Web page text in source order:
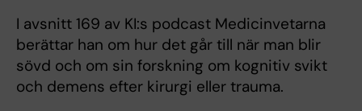
I avsnitt 169 av KI:s podcast Medicinvetarna
berättar han om hur det går till när man blir
sövd och om sin forskning om kognitiv svikt
och demens efter kirurgi eller trauma.